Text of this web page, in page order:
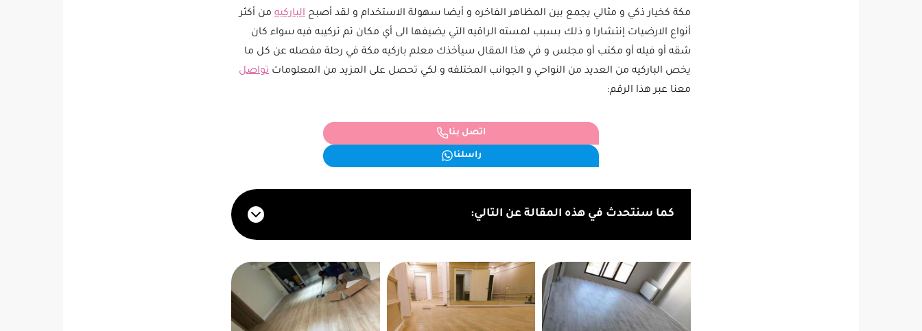
مكة كخيار ذكي و مثالي يجمع بين المظاهر الفاخره و أيضا سهولة الاستخدام و لقد أصبح الباركيه من أكثر
أنواع الارضيات إنتشارا و ذلك بسبب لمسته الراقيه التي يضيفها الى أي مكان تم تركيبه فيه سواء كان
شقه أو فيله أو مكتب أو مجلس و في هذا المقال سيأخذك معلم باركيه مكة في رحلة مفصله عن كل ما
يخص الباركيه من العديد من النواحي و الجوانب المختلفه و لكي تحصل على المزيد من المعلومات تواصل
معنا عبر هذا الرقم:
اتصل بنا
راسلنا
كما سنتحدث في هذه المقالة عن التالي: